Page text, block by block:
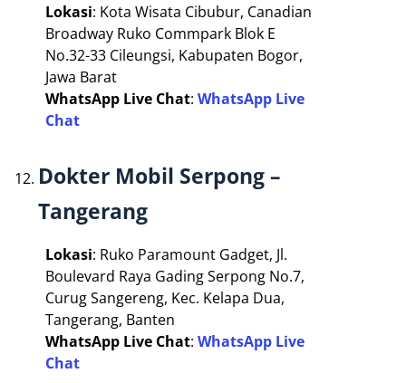
Lokasi: Kota Wisata Cibubur, Canadian
Broadway Ruko Commpark Blok E
No.32-33 Cileungsi, Kabupaten Bogor,
Jawa Barat
WhatsApp Live Chat: WhatsApp Live
Chat
Dokter Mobil Serpong –
Tangerang
Lokasi: Ruko Paramount Gadget, Jl.
Boulevard Raya Gading Serpong No.7,
Curug Sangereng, Kec. Kelapa Dua,
Tangerang, Banten
WhatsApp Live Chat: WhatsApp Live
Chat